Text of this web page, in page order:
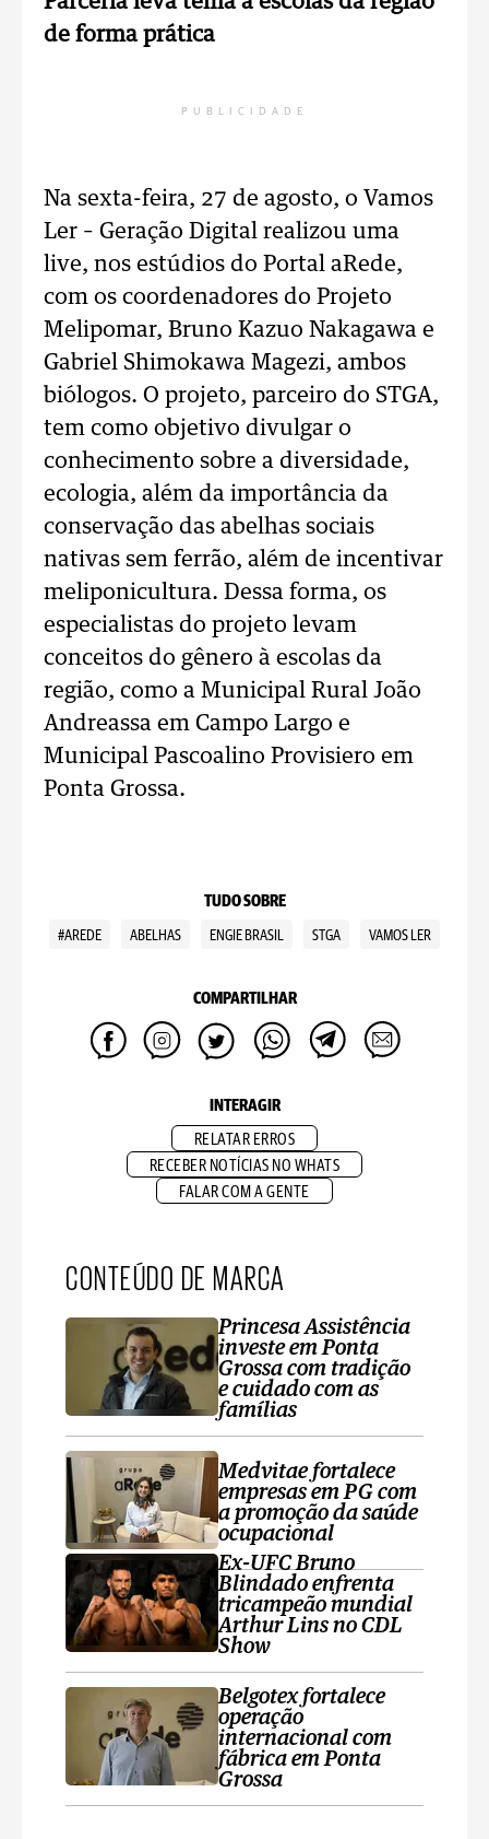
de forma prática
PUBLICIDADE
Na sexta-feira, 27 de agosto, o Vamos
Ler – Geração Digital realizou uma
live, nos estúdios do Portal aRede,
com os coordenadores do Projeto
Melipomar, Bruno Kazuo Nakagawa e
Gabriel Shimokawa Magezi, ambos
biólogos. O projeto, parceiro do STGA,
tem como objetivo divulgar o
conhecimento sobre a diversidade,
ecologia, além da importância da
conservação das abelhas sociais
nativas sem ferrão, além de incentivar
meliponicultura. Dessa forma, os
especialistas do projeto levam
conceitos do gênero à escolas da
região, como a Municipal Rural João
Andreassa em Campo Largo e
Municipal Pascoalino Provisiero em
Ponta Grossa.
TUDO SOBRE
#AREDE ABELHAS ENGIE BRASIL STGA VAMOS LER
COMPARTILHAR
INTERAGIR
RELATAR ERROS
RECEBER NOTÍCIAS NO WHATS
FALAR COM A GENTE
CONTEÚDO DE MARCA
Princesa Assistência
investe em Ponta
Grossa com tradição
e cuidado com as
famílias
Medvitae fortalece
empresas em PG com
a promoção da saúde
ocupacional
Ex-UFC Bruno
Blindado enfrenta
tricampeão mundial
Arthur Lins no CDL
Show
Belgotex fortalece
operação
internacional com
fábrica em Ponta
Grossa